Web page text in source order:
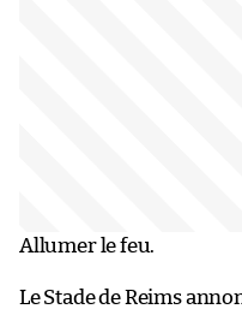
Allumer le feu.
Le Stade de Reims